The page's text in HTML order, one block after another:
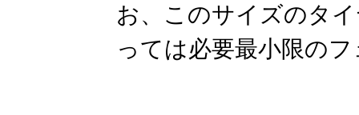
お、このサイズのタ
っては必要最小限の